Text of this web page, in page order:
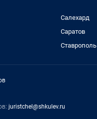
Салехард
Саратов
Ставрополь
juristchel@shkulev.ru